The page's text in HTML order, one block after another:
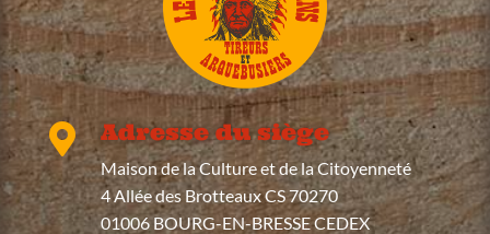
 Adresse du siège
Maison de la Culture et de la Citoyenneté
4 Allée des Brotteaux CS 70270
01006 BOURG-EN-BRESSE CEDEX